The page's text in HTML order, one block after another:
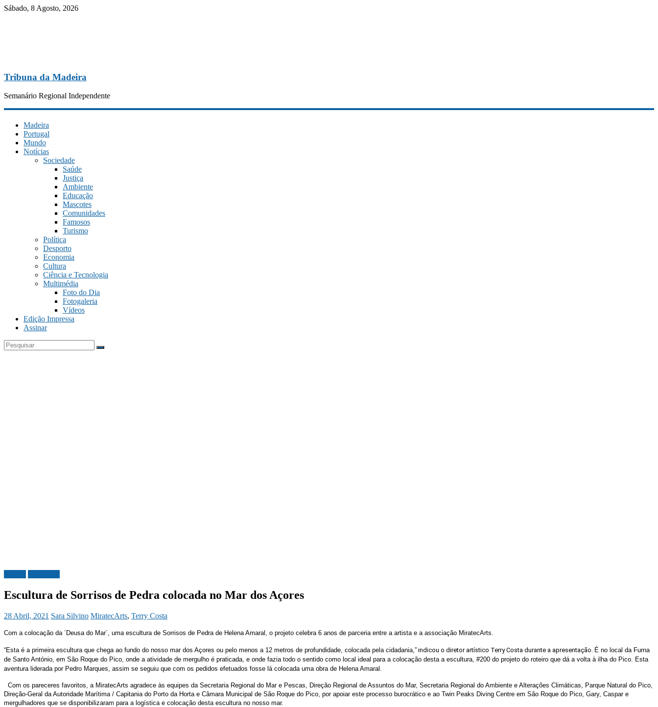
Sábado, 8 Agosto, 2026
Tribuna da Madeira
Semanário Regional Independente
Madeira
Portugal
Mundo
Notícias
Sociedade
Saúde
Justiça
Ambiente
Educação
Mascotes
Comunidades
Famosos
Turismo
Política
Desporto
Economia
Cultura
Ciência e Tecnologia
Multimédia
Foto do Dia
Fotogaleria
Vídeos
Edição Impressa
Assinar
Escultura de Sorrisos de Pedra colocada no Mar dos Açores
28 Abril, 2021 Sara Silvino MiratecArts, Terry Costa
Com a colocação da ´Deusa do Mar´, uma escultura de Sorrisos de Pedra de Helena Amaral, o projeto celebra 6 anos de parceria entre a artista e a associação MiratecArts.
“Esta é a primeira escultura que chega ao fundo do nosso mar dos Açores ou pelo menos a 12 metros de profundidade, colocada pela cidadania,” indicou o diretor artístico Terry Costa durante a apresentação. É no local da Furna
de Santo António, em São Roque do Pico, onde a atividade de mergulho é praticada, e onde fazia todo o sentido como local ideal para a colocação desta a escultura, #200 do projeto do roteiro que dá a volta à ilha do Pico. Esta
aventura liderada por Pedro Marques, assim se seguiu que com os pedidos efetuados fosse lá colocada uma obra de Helena Amaral.
Com os pareceres favoritos, a MiratecArts agradece às equipes da Secretaria Regional do Mar e Pescas, Direção Regional de Assuntos do Mar, Secretaria Regional do Ambiente e Alterações Climáticas, Parque Natural do Pico,
Direção-Geral da Autoridade Marítima / Capitania do Porto da Horta e Câmara Municipal de São Roque do Pico, por apoiar este processo burocrático e ao Twin Peaks Diving Centre em São Roque do Pico, Gary, Caspar e
mergulhadores que se disponibilizaram para a logística e colocação desta escultura no nosso mar.